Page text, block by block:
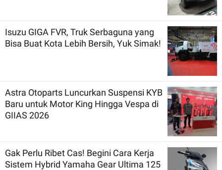
Isuzu GIGA FVR, Truk Serbaguna yang
Bisa Buat Kota Lebih Bersih, Yuk Simak!
Astra Otoparts Luncurkan Suspensi KYB
Baru untuk Motor King Hingga Vespa di
GIIAS 2026
Gak Perlu Ribet Cas! Begini Cara Kerja
Sistem Hybrid Yamaha Gear Ultima 125